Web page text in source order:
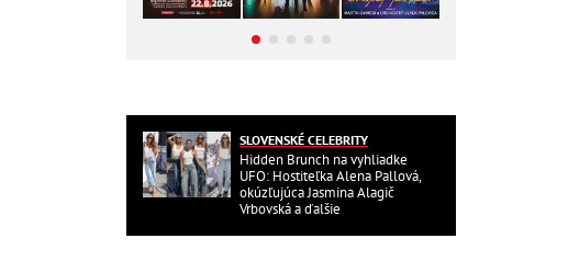
SLOVENSKÉ CELEBRITY
Hidden Brunch na vyhliadke
UFO: Hostiteľka Alena Pallová,
okúzľujúca Jasmina Alagič
Vrbovská a ďalšie